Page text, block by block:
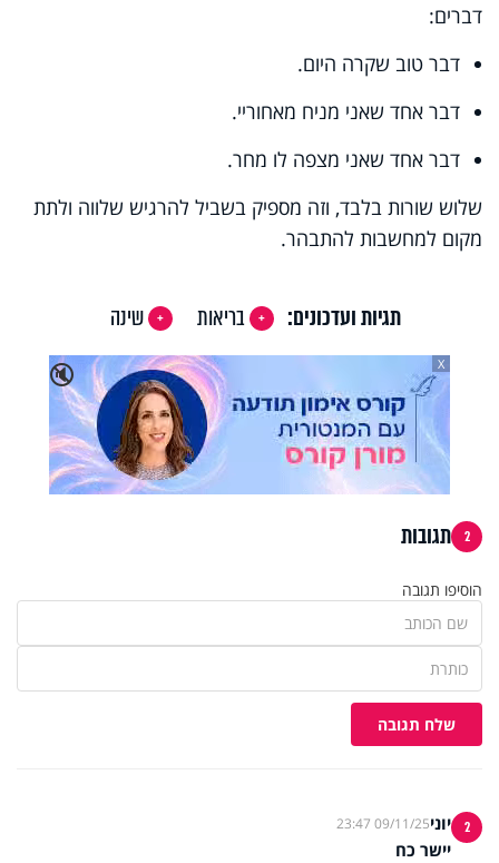
דברים:
דבר טוב שקרה היום.
דבר אחד שאני מניח מאחוריי.
דבר אחד שאני מצפה לו מחר.
שלוש שורות בלבד, וזה מספיק בשביל להרגיש שלווה ולתת
מקום למחשבות להתבהר.
תגיות ועדכונים: בריאות
שינה
🔇
X
2 תגובות
הוסיפו תגובה
שלח תגובה
2 יוני09/11/25 23:47
יישר כח